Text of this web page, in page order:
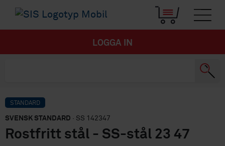
LOGGA IN
STANDARD
SVENSK STANDARD · SS 142347
Rostfritt stål - SS-stål 23 47